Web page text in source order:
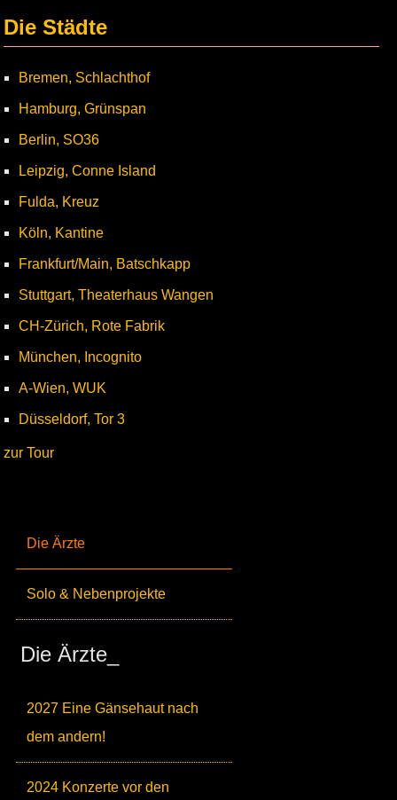
Die Ärzte
Solo & Nebenprojekte
Die Ärzte_
2027 Eine Gänsehaut nach
dem andern!
2024 Konzerte vor den
Die Städte
Bremen, Schlachthof
Hamburg, Grünspan
Berlin, SO36
Leipzig, Conne Island
Fulda, Kreuz
Köln, Kantine
Frankfurt/Main, Batschkapp
Stuttgart, Theaterhaus Wangen
CH-Zürich, Rote Fabrik
München, Incognito
A-Wien, WUK
Düsseldorf, Tor 3
zur Tour